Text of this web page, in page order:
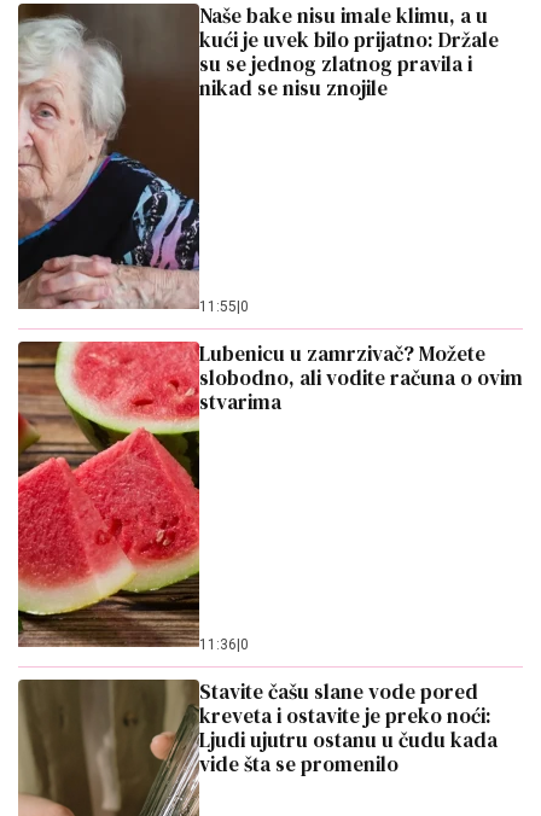
Naše bake nisu imale klimu, a u
kući je uvek bilo prijatno: Držale
su se jednog zlatnog pravila i
nikad se nisu znojile
11:55 0
Lubenicu u zamrzivač? Možete
slobodno, ali vodite računa o ovim
stvarima
11:36 0
Stavite čašu slane vode pored
kreveta i ostavite je preko noći:
Ljudi ujutru ostanu u čudu kada
vide šta se promenilo